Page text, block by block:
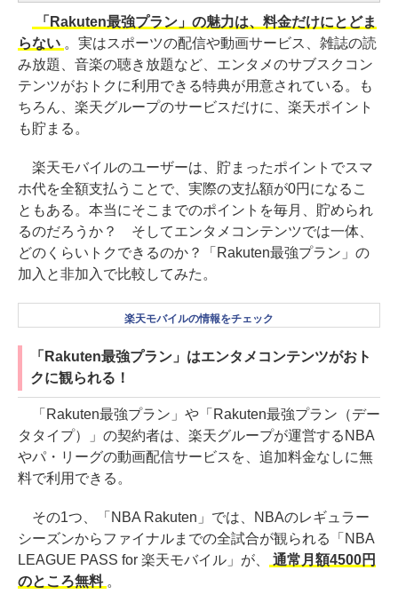
「Rakuten最強プラン」の魅力は、料金だけにとどま
らない 。実はスポーツの配信や動画サービス、雑誌の読
み放題、音楽の聴き放題など、エンタメのサブスクコン
テンツがおトクに利用できる特典が用意されている。も
ちろん、楽天グループのサービスだけに、楽天ポイント
も貯まる。
楽天モバイルのユーザーは、貯まったポイントでスマ
ホ代を全額支払うことで、実際の支払額が0円になるこ
ともある。本当にそこまでのポイントを毎月、貯められ
るのだろうか？ そしてエンタメコンテンツでは一体、
どのくらいトクできるのか？「Rakuten最強プラン」の
加入と非加入で比較してみた。
楽天モバイルの情報をチェック
「Rakuten最強プラン」はエンタメコンテンツがおト
クに観られる！
「Rakuten最強プラン」や「Rakuten最強プラン（デー
タタイプ）」の契約者は、楽天グループが運営するNBA
やパ・リーグの動画配信サービスを、追加料金なしに無
料で利用できる。
その1つ、「NBA Rakuten」では、NBAのレギュラー
シーズンからファイナルまでの全試合が観られる「NBA
LEAGUE PASS for 楽天モバイル」が、
通常月額4500円
のところ無料 。